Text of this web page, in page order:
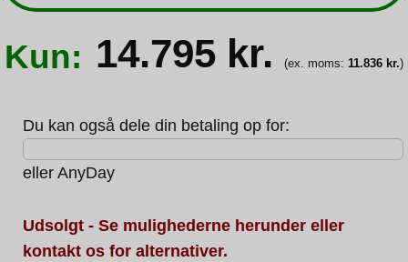
Kun: 14.795 kr. (ex. moms: 11.836 kr.)
Du kan også dele din betaling op for:
eller AnyDay
Udsolgt - Se mulighederne herunder eller
kontakt os for alternativer.